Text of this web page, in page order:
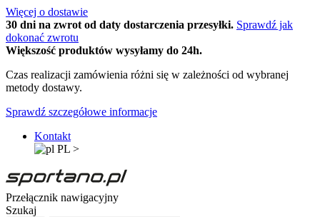
Więcej o dostawie
30 dni na zwrot od daty dostarczenia przesyłki. Sprawdź jak
dokonać zwrotu
Większość produktów wysyłamy do 24h.
Czas realizacji zamówienia różni się w zależności od wybranej
metody dostawy.
Sprawdź szczegółowe informacje
Kontakt
PL >
Przełącznik nawigacyjny
Szukaj